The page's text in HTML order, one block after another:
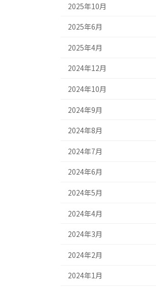
2025年10月
2025年6月
2025年4月
2024年12月
2024年10月
2024年9月
2024年8月
2024年7月
2024年6月
2024年5月
2024年4月
2024年3月
2024年2月
2024年1月